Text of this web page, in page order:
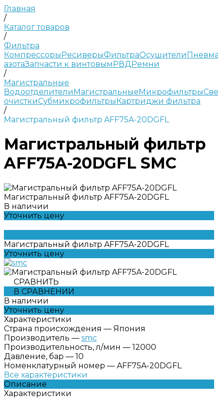
Главная
/
Каталог товаров
/
Фильтра
КомпрессорыРесиверыФильтраОсушители
азотаЗапчасти к винтовымРВДРемни
/
Магистральные
ВодоотделителиМагистральныеМикрофильтры
очисткиСубмикрофильтрыКартриджи фильтра
/
Магистральный фильтр AFF75A-20DGFL
Магистральный фильтр
AFF75A-20DGFL SMC
Магистральный фильтр AFF75A-20DGFL
В наличии
Уточнить цену
Магистральный фильтр AFF75A-20DGFL
Уточнить цену
СРАВНИТЬ
В СРАВНЕНИИ
В наличии
Уточнить цену
Характеристики
Страна происхождения — Япония
Производитель — smc
Производительность, л/мин — 12000
Давление, бар — 10
Номенклатурный номер — AFF75A-20DGFL
Все характеристики
Описание
Характеристики